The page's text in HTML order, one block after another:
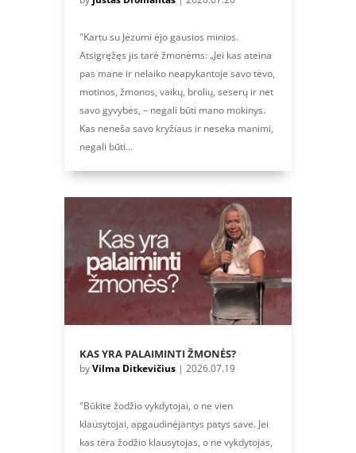
"Kartu su Jėzumi ėjo gausios minios.
Atsigręžęs jis tarė žmonėms: „Jei kas ateina
pas mane ir nelaiko neapykantoje savo tėvo,
motinos, žmonos, vaikų, brolių, seserų ir net
savo gyvybės, – negali būti mano mokinys.
Kas neneša savo kryžiaus ir neseka manimi,
negali būti...
KAS YRA PALAIMINTI ŽMONĖS?
byVilma Ditkevičius| 2026.07.19
"Būkite žodžio vykdytojai, o ne vien
klausytojai, apgaudinėjantys patys save. Jei
kas tėra žodžio klausytojas, o ne vykdytojas,